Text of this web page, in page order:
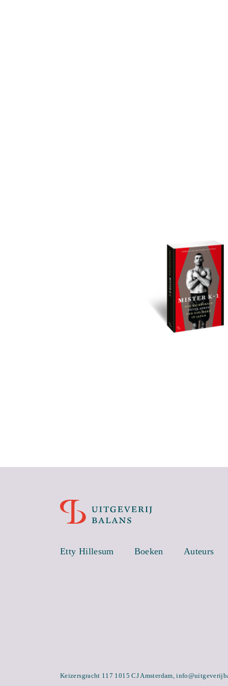
Etty Hillesum Boeken Auteurs
Keizersgracht 117 1015 CJ Amsterdam,